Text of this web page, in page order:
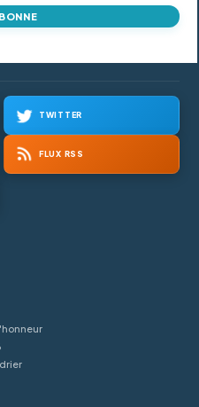
TWITTER
FLUX RSS